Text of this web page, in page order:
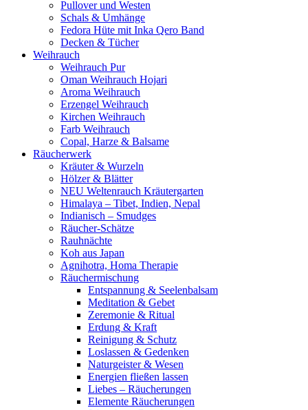
Pullover und Westen
Schals & Umhänge
Fedora Hüte mit Inka Qero Band
Decken & Tücher
Weihrauch
Weihrauch Pur
Oman Weihrauch Hojari
Aroma Weihrauch
Erzengel Weihrauch
Kirchen Weihrauch
Farb Weihrauch
Copal, Harze & Balsame
Räucherwerk
Kräuter & Wurzeln
Hölzer & Blätter
NEU Weltenrauch Kräutergarten
Himalaya – Tibet, Indien, Nepal
Indianisch – Smudges
Räucher-Schätze
Rauhnächte
Koh aus Japan
Agnihotra, Homa Therapie
Räuchermischung
Entspannung & Seelenbalsam
Meditation & Gebet
Zeremonie & Ritual
Erdung & Kraft
Reinigung & Schutz
Loslassen & Gedenken
Naturgeister & Wesen
Energien fließen lassen
Liebes – Räucherungen
Elemente Räucherungen